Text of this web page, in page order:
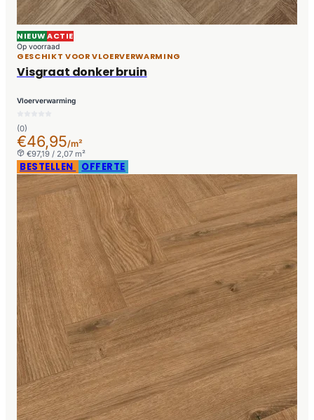
NIEUWACTIE
Op voorraad
GESCHIKT VOOR VLOERVERWARMING
Visgraat donker bruin
Vloerverwarming
(0)
€46,95/m²
€97,19 / 2,07 m²
BESTELLEN OFFERTE